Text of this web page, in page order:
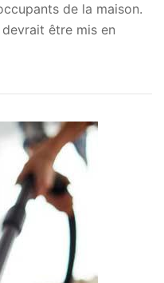
de la maison.
être mis en